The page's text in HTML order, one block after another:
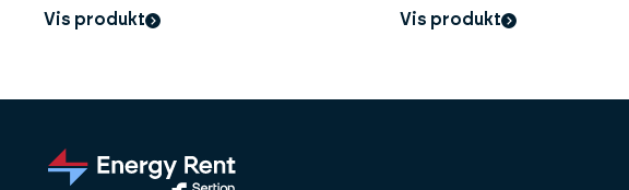
50kg/t
Vis produkt
Vis produkt